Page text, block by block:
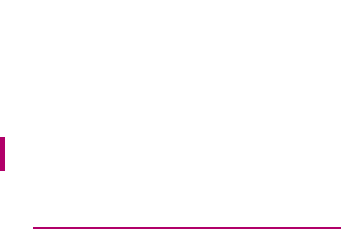
omedelbart gensvar från den mycket kraftfulla V8-